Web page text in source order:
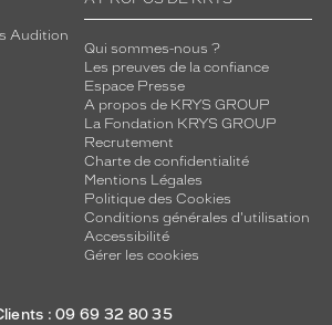
Audition
Qui sommes-nous ?
Les preuves de la confiance
Espace Presse
A propos de KRYS GROUP
La Fondation KRYS GROUP
Recrutement
Charte de confidentialité
Mentions Légales
Politique des Cookies
Conditions générales d'utilisation
Accessibilité
Gérer les cookies
: 09 69 32 80 35